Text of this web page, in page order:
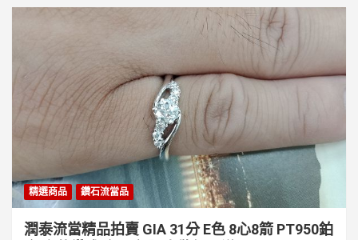
精選商品 鑽石流當品
潤泰流當精品拍賣 GIA 31分 E色 8心8箭 PT950鉑